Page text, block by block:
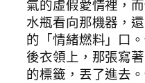
氣的虛假愛情裡，
水瓶看向那機器，
的「情緒燃料」口
後衣領上，那張寫
的標籤，丟了進去